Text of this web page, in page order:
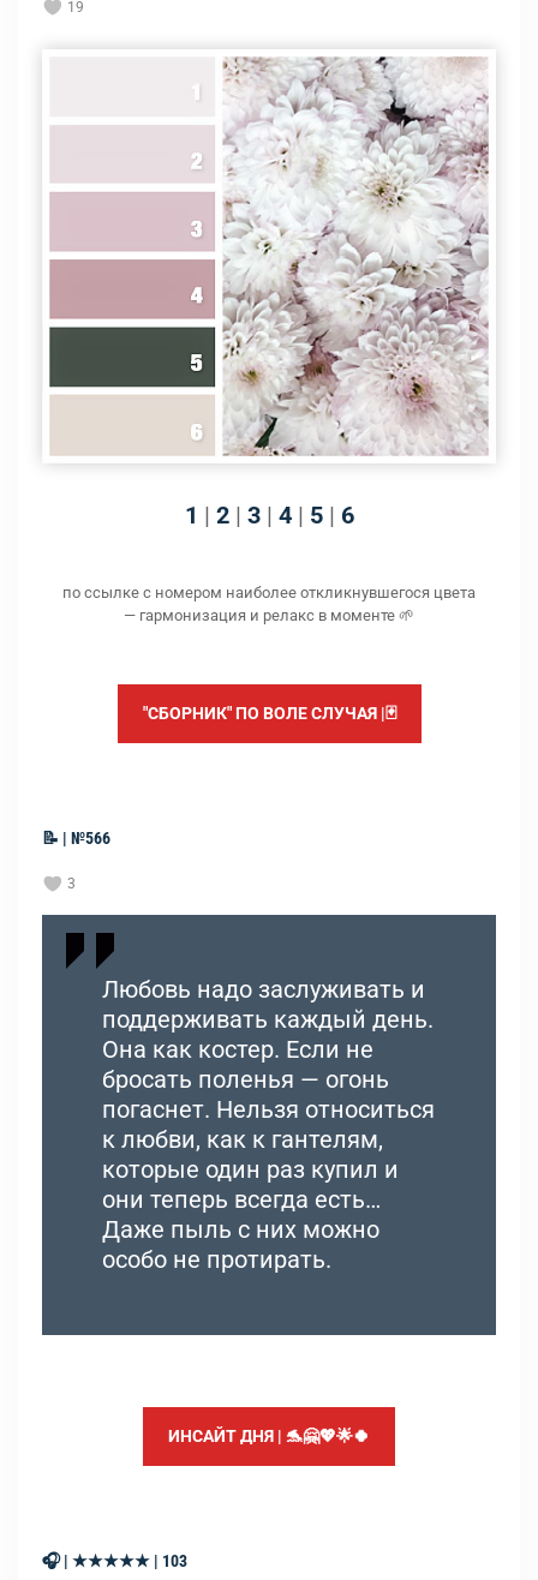
19
1 | 2 | 3 | 4 | 5 | 6
по ссылке с номером наиболее откликнувшегося цвета
— гармонизация и релакс в моменте 🌱
"СБОРНИК" ПО ВОЛЕ СЛУЧАЯ |🃏
📝 | №566
3
Любовь надо заслуживать и
поддерживать каждый день.
Она как костер. Если не
бросать поленья — огонь
погаснет. Нельзя относиться
к любви, как к гантелям,
которые один раз купил и
они теперь всегда есть…
Даже пыль с них можно
особо не протирать.
ИНСАЙТ ДНЯ | 🐬🤗💖🌟🍀
🎧 | ★★★★★ | 103